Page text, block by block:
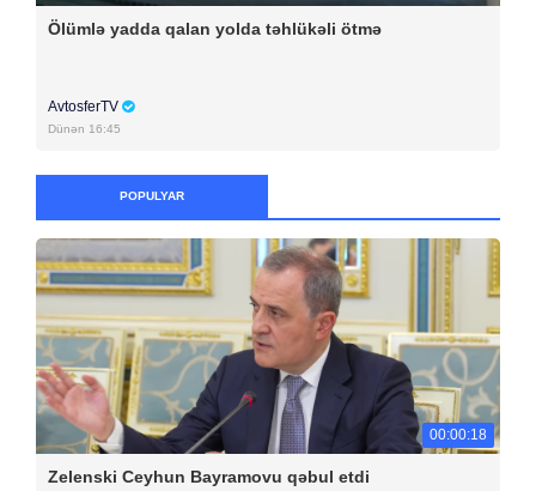
Ölümlə yadda qalan yolda təhlükəli ötmə
AvtosferTV
Dünən 16:45
POPULYAR
00:00:18
Zelenski Ceyhun Bayramovu qəbul etdi